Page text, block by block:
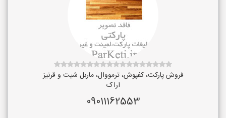
فروش پارکت، کفپوش، ترمووال، ماربل شیت و قرنیز
اراک
09011162553